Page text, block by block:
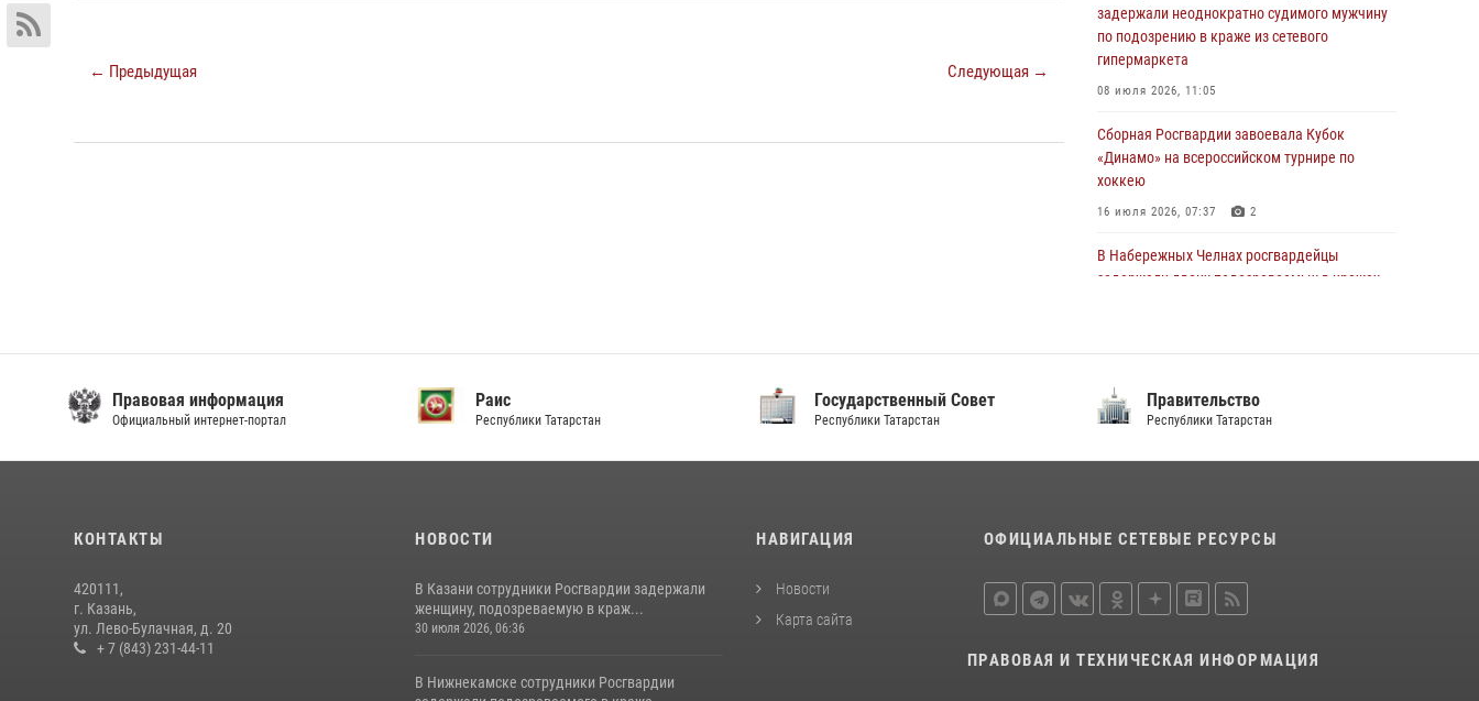
← Предыдущая Следующая →
23 июля 2026, 10:22 2
В Нижнекамске сотрудники Росгвардии
задержали подозреваемого в краже
В Казани Росгвардия приняла участие в
обеспечении безопасности крестного хода и
освящения храма
задержали неоднократно судимого мужчину
по подозрению в краже из сетевого
гипермаркета
08 июля 2026, 11:05
Сборная Росгвардии завоевала Кубок
«Динамо» на всероссийском турнире по
хоккею
16 июля 2026, 07:37 2
В Набережных Челнах росгвардейцы
задержали двоих подозреваемых в кражах
Росгвардии поделился секретами своего
семейного счастья
Росгвардейцы рассказали казанцам о
карьерных возможностях в силовом
Правовая информация
Официальный интернет-портал
Раис
Республики Татарстан
Государственный Совет
Республики Татарстан
Правительство
Республики Татарстан
КОНТАКТЫ
420111,
г. Казань,
ул. Лево-Булачная, д. 20
+ 7 (843) 231-44-11
НОВОСТИ
В Казани сотрудники Росгвардии задержали
женщину, подозреваемую в краж...
30 июля 2026, 06:36
В Нижнекамске сотрудники Росгвардии
НАВИГАЦИЯ
Новости
Карта сайта
ОФИЦИАЛЬНЫЕ СЕТЕВЫЕ РЕСУРСЫ
ПРАВОВАЯ И ТЕХНИЧЕСКАЯ ИНФОРМАЦИЯ